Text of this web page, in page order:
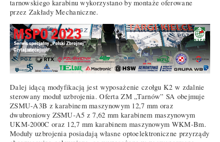
tarnowskiego karabinu wykorzystano by montaże oferowane
przez Zakłady Mechaniczne.
Dalej idącą modyfikacją jest wyposażenie czołgu K2 w zdalnie
sterowany moduł uzbrojenia. Oferta ZM „Tarnów” SA obejmuje
ZSMU-A3B z karabinem maszynowym 12,7 mm oraz
dwubroniowy ZSMU-A5 z 7,62 mm karabinem maszynowym
UKM-2000C oraz 12,7 mm karabinem maszynowym WKM-Bm.
Moduły uzbrojenia posiadają własne optoelektroniczne przyrządy